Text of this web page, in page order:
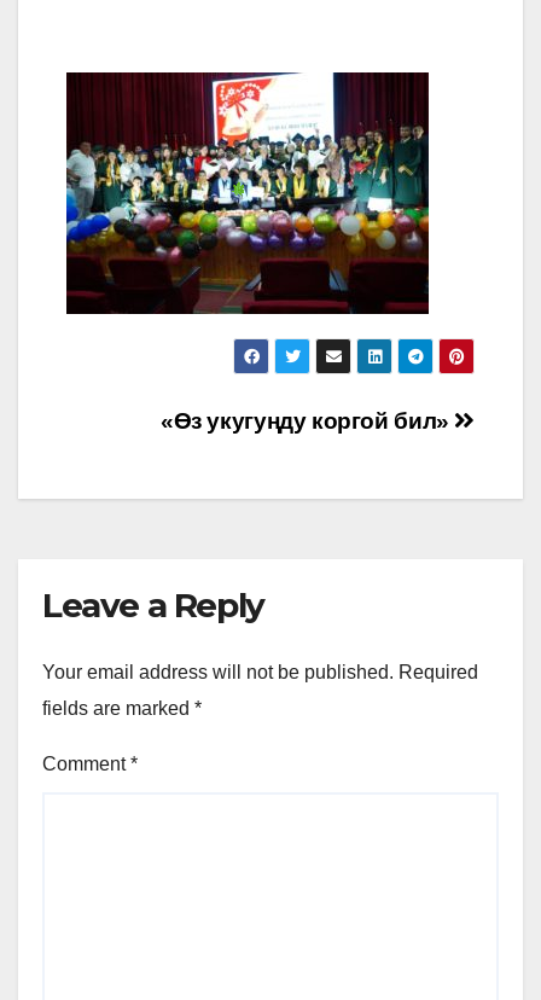
«Өз укугуңду коргой бил»
Leave a Reply
Your email address will not be published. Required
fields are marked *
Comment*